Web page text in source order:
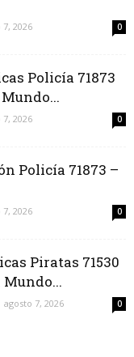
2026 0
Policía 71873
2026 0
Policía 71873 –
2026 0
Piratas 71530
agosto 7, 2026 0